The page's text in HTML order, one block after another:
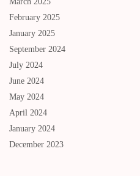
February 2025
January 2025
September 2024
July 2024
June 2024
May 2024
April 2024
January 2024
December 2023